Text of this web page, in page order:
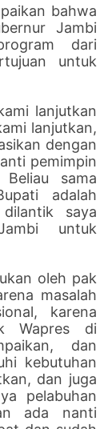
bahwa
Jambi
dari
untuk
lanjutkan
lanjutkan,
dengan
pemimpin
sama
adalah
saya
untuk
oleh pak
masalah
karena
Wapres di
dan
kebutuhan
dan juga
pelabuhan
ada nanti